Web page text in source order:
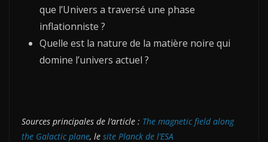
que l’Univers a traversé une phase
inflationniste ?
Quelle est la nature de la matière noire qui
domine l’univers actuel ?
Sources principales de l’article : The magnetic field along
the Galactic plane, le site Planck de l’ESA